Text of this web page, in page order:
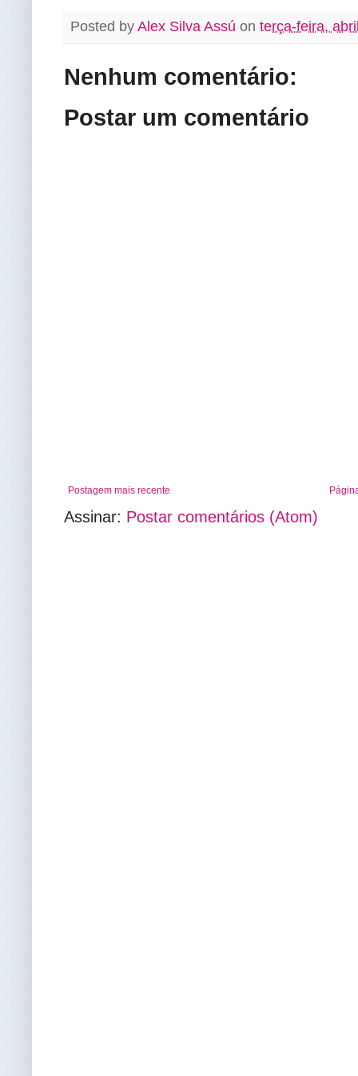
Posted by Alex Silva Assú on terça-feira,
Nenhum comentário:
Postar um comentário
Postagem mais recente
Assinar: Postar comentários (Atom)